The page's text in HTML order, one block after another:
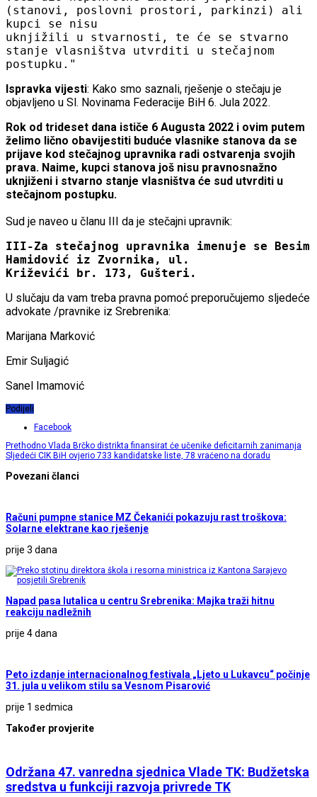
(stanovi, poslovni prostori, parkinzi) ali
kupci se nisu
uknjižili u stvarnosti, te će se stvarno
stanje vlasništva utvrditi u stečajnom
postupku."
Ispravka vijesti: Kako smo saznali, rješenje o stečaju je
objavljeno u Sl. Novinama Federacije BiH 6. Jula 2022.
Rok od trideset dana ističe 6 Augusta 2022 i ovim putem
želimo lično obavijestiti buduće vlasnike stanova da se
prijave kod stečajnog upravnika radi ostvarenja svojih
prava. Naime, kupci stanova još nisu pravnosnažno
uknjiženi i stvarno stanje vlasništva će sud utvrditi u
stečajnom postupku.
Sud je naveo u članu III da je stečajni upravnik:
III-Za stečajnog upravnika imenuje se Besim
Hamidović iz Zvornika, ul.
Križevići br. 173, Gušteri.
U slučaju da vam treba pravna pomoć preporučujemo sljedeće
advokate /pravnike iz Srebrenika:
Marijana Marković
Emir Suljagić
Sanel Imamović
Podijeli
Facebook
Prethodno Vlada Brčko distrikta finansirat će učenike deficitarnih zanimanja
Sljedeći CIK BiH ovjerio 733 kandidatske liste, 78 vraćeno na doradu
Povezani članci
Računi pumpne stanice MZ Čekanići pokazuju rast troškova:
Solarne elektrane kao rješenje
prije 3 dana
Napad pasa lutalica u centru Srebrenika: Majka traži hitnu
reakciju nadležnih
prije 4 dana
Peto izdanje internacionalnog festivala „Ljeto u Lukavcu“ počinje
31. jula u velikom stilu sa Vesnom Pisarović
prije 1 sedmica
Također provjerite
Održana 47. vanredna sjednica Vlade TK: Budžetska
sredstva u funkciji razvoja privrede TK